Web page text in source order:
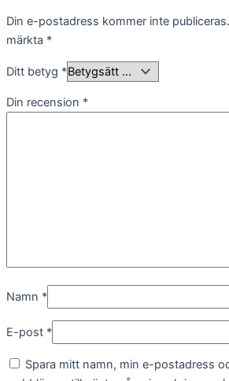
Din e-postadress kommer inte publiceras.
märkta *
Ditt betyg *
Din recension *
Namn *
E-post *
Spara mitt namn, min e-postadress
Marknadsföring
Genom att dela
intressen och
ditt beteende